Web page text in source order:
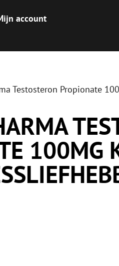
account
Testosteron Propionate
100MG